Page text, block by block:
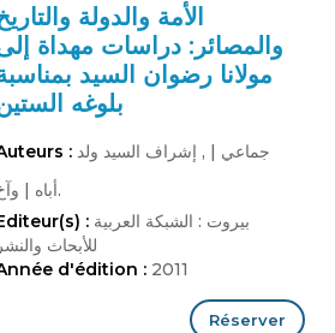
الأمة والدولة
والمصائر: دراسات مهداة
مولانا رضوان السيد
بلوغه
: جماعي | , إشراف السيد ولد
أباه |
وآخ.
: بيروت : الشبكة العربية
للأبحاث والنشر
d'édition : 2011
Réserver